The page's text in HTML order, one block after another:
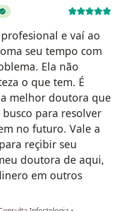
e vaí ao
seu tempo com
Ela não
o que tem. É
melhor doutora que
para resolver
no futuro. Vale a
reçibir seu
doutora de aqui,
em outros